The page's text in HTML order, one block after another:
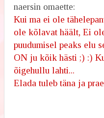
naersin omaette:
Kui ma ei ole
ole kõlavat häält, Ei
puudumisel peaks elu
ON ju kõik hästi ;) :)
õigehullu lahti...
Elada tuleb täna ja